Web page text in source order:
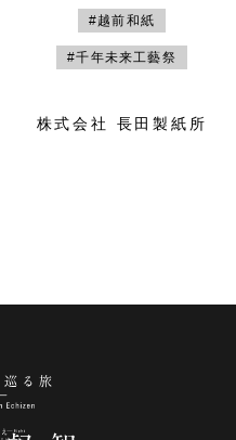
#越前和紙
#千年未来工藝祭
株式会社 長田製紙所